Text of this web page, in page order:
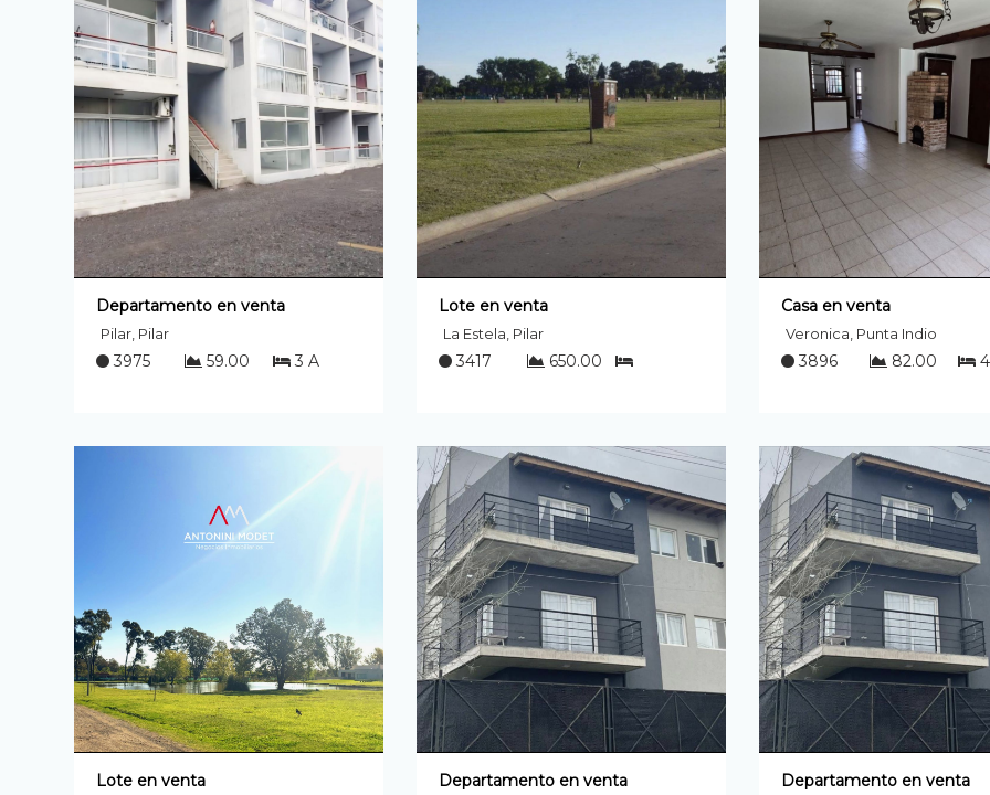
Departamento en venta
Pilar, Pilar
3975 59.00 3 A
Lote en venta
La Estela, Pilar
3417 650.00
Casa en venta
Veronica, Punta Indio
3896 82.00 4
Lote en venta Departamento en venta Departamento en venta